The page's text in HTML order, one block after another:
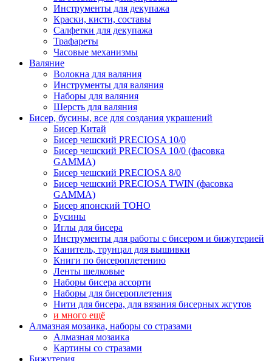
Инструменты для декупажа
Краски, кисти, составы
Салфетки для декупажа
Трафареты
Часовые механизмы
Валяние
Волокна для валяния
Инструменты для валяния
Наборы для валяния
Шерсть для валяния
Бисер, бусины, все для создания украшений
Бисер Китай
Бисер чешский PRECIOSA 10/0
Бисер чешский PRECIOSA 10/0 (фасовка
GAMMA)
Бисер чешский PRECIOSA 8/0
Бисер чешский PRECIOSA TWIN (фасовка
GAMMA)
Бисер японский TOHO
Бусины
Иглы для бисера
Инструменты для работы с бисером и бижутерией
Канитель, трунцал для вышивки
Книги по бисероплетению
Ленты шелковые
Наборы бисера ассорти
Наборы для бисероплетения
Нити для бисера, для вязания бисерных жгутов
и много ещё
Алмазная мозаика, наборы со стразами
Алмазная мозаика
Картины co стразами
Бижутерия